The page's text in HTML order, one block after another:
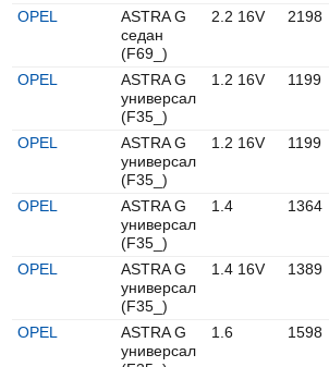
OPEL
ASTRA G
седан
(F69_)
2.2 16V 2198
OPEL
ASTRA G
универсал
(F35_)
1.2 16V 1199
OPEL
ASTRA G
универсал
(F35_)
1.2 16V 1199
OPEL
ASTRA G
универсал
(F35_)
1.4 1364
OPEL
ASTRA G
универсал
(F35_)
1.4 16V 1389
OPEL
ASTRA G
универсал
1.6 1598